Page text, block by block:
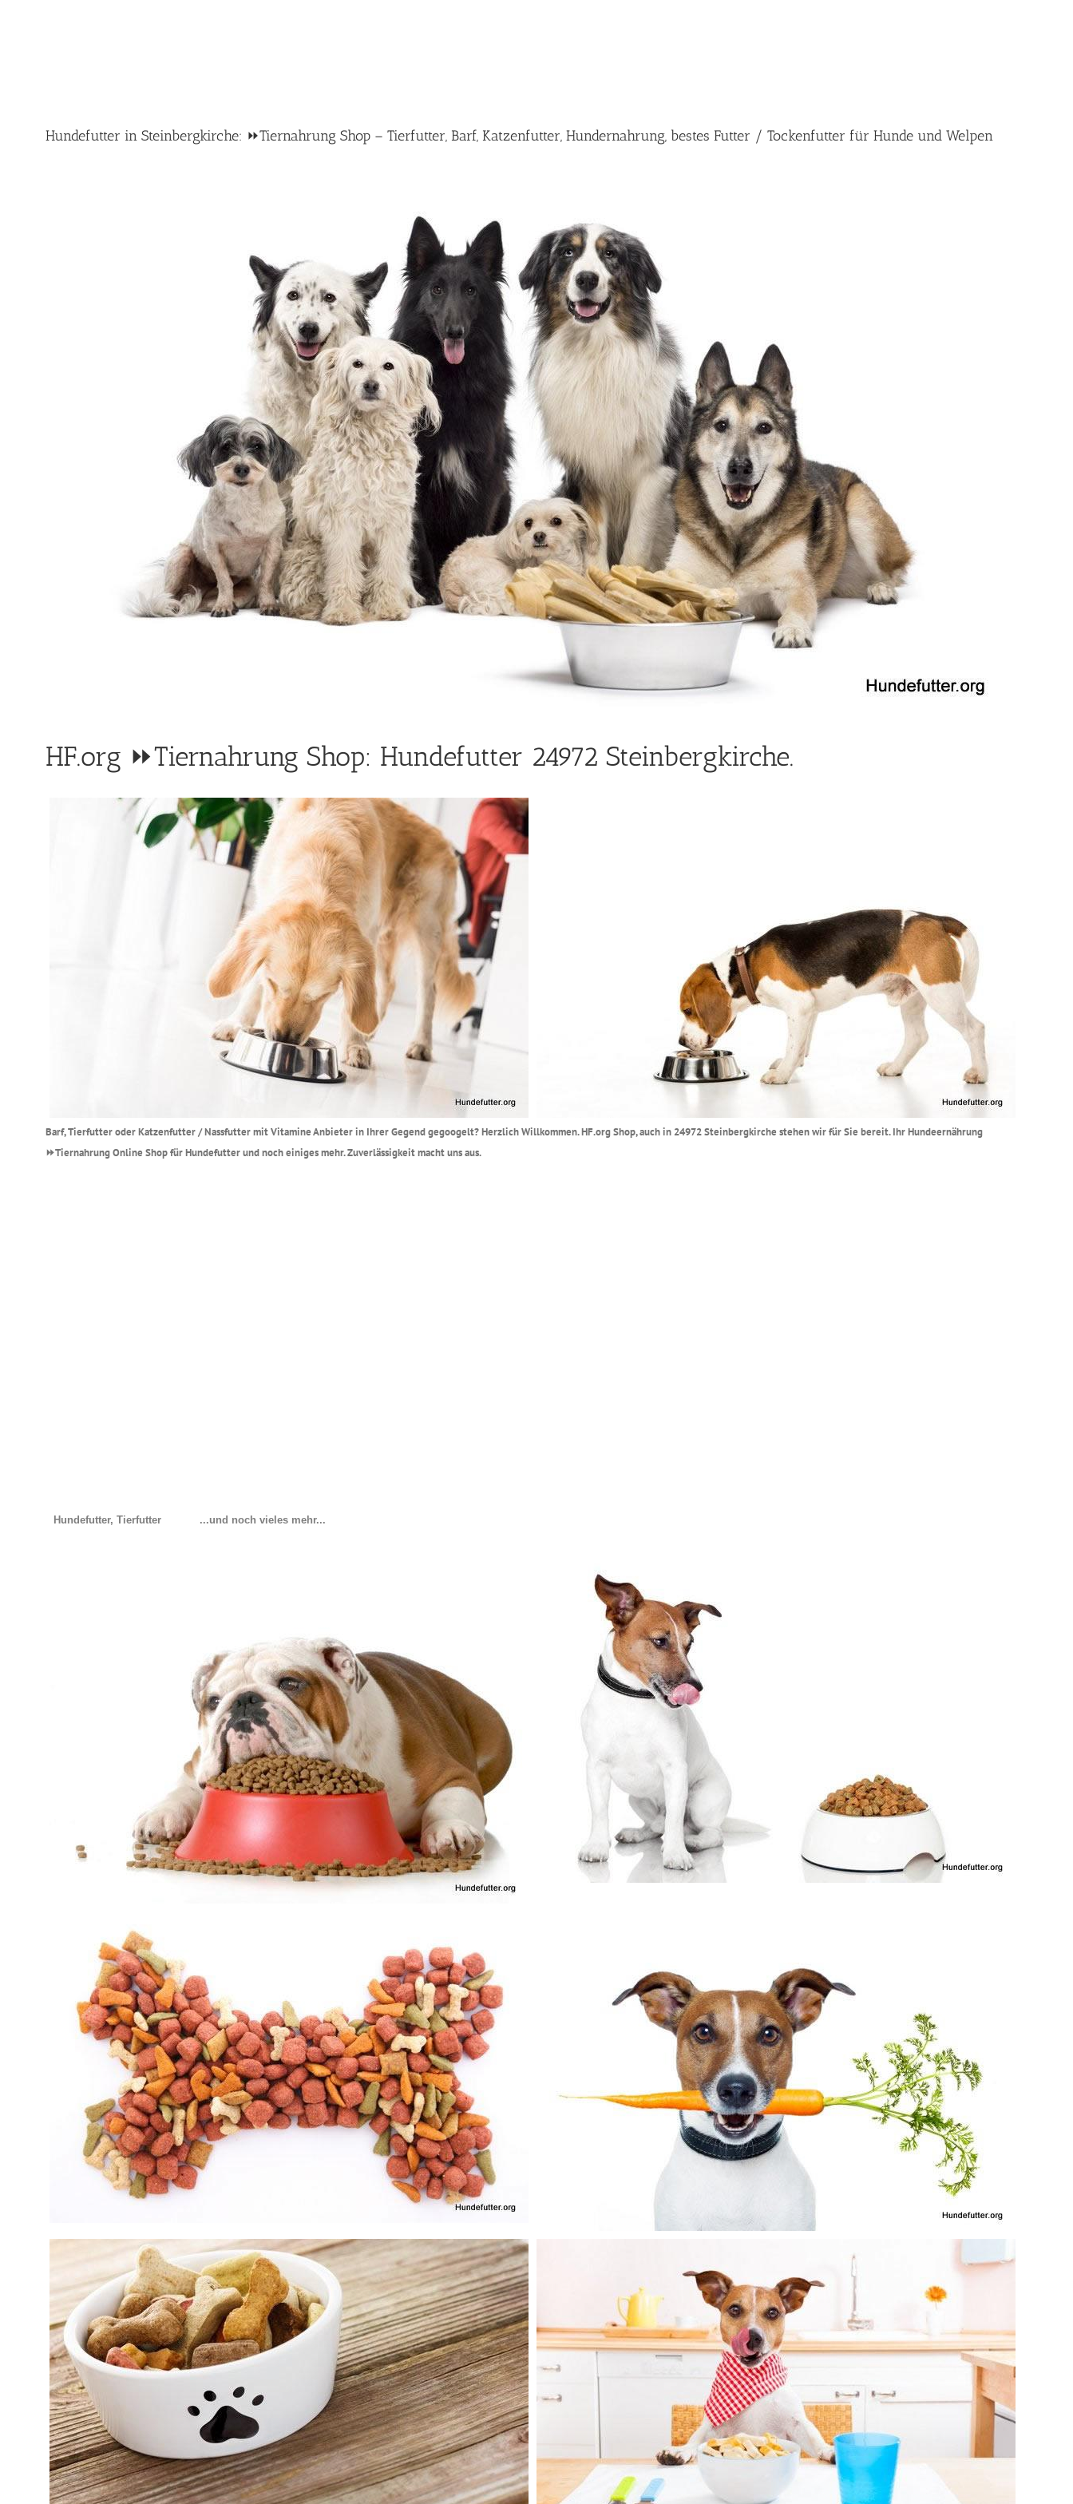
Hundefutter in Steinbergkirche: ⏩Tiernahrung Shop – Tierfutter, Barf, Katzenfutter, Hundernahrung, bestes Futter / Tockenfutter für Hunde und Welpen
HF.org ⏩Tiernahrung Shop: Hundefutter 24972 Steinbergkirche.
Barf, Tierfutter oder Katzenfutter / Nassfutter mit Vitamine Anbieter in Ihrer Gegend gegoogelt? Herzlich Willkommen. HF.org Shop, auch in 24972 Steinbergkirche stehen wir für Sie bereit. Ihr Hundeernährung
⏩Tiernahrung Online Shop für Hundefutter und noch einiges mehr. Zuverlässigkeit macht uns aus.
Hundefutter, Tierfutter ...und noch vieles mehr...